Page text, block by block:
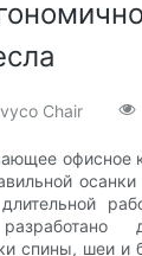
Chair
офисное
спины, шеи и